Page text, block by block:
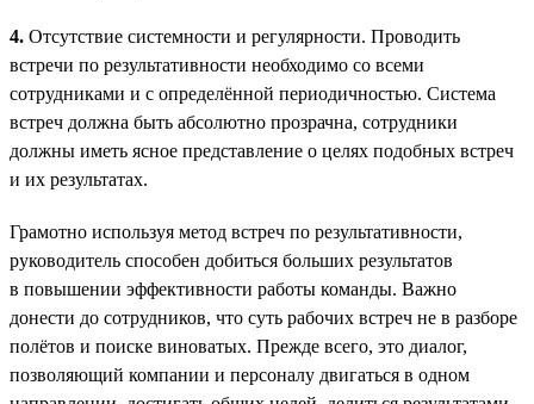
4. Отсутствие системности и регулярности. Проводить
встречи по результативности необходимо со всеми
сотрудниками и с определённой периодичностью. Система
встреч должна быть абсолютно прозрачна, сотрудники
должны иметь ясное представление о целях подобных встреч
и их результатах.
Грамотно используя метод встреч по результативности,
руководитель способен добиться больших результатов
в повышении эффективности работы команды. Важно
донести до сотрудников, что суть рабочих встреч не в разборе
полётов и поиске виноватых. Прежде всего, это диалог,
позволяющий компании и персоналу двигаться в одном